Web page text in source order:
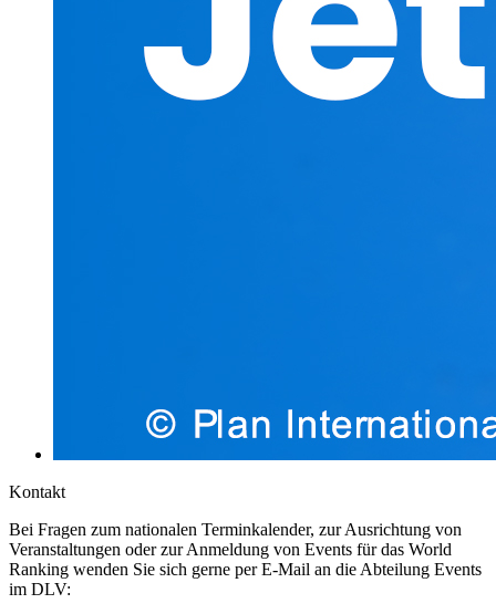
Kontakt
Bei Fragen zum nationalen Terminkalender, zur Ausrichtung von
Veranstaltungen oder zur Anmeldung von Events für das World
Ranking wenden Sie sich gerne per E-Mail an die Abteilung Events
im DLV: